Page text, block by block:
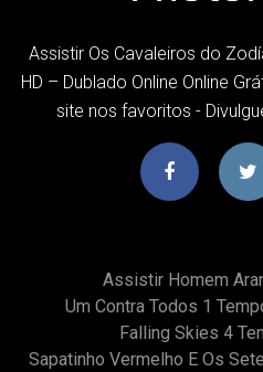
Assistir Os Cavaleiros do
HD – Dublado Online Online
site nos favoritos -
Assistir Homem
Um Contra Todos 1
Falling Skies 4
Sapatinho Vermelho E Os